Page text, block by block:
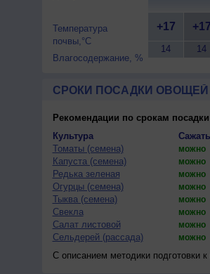
Температура
почвы,°C
Влагосодержание, %
+17
14
+17
14
СРОКИ ПОСАДКИ ОВОЩЕЙ
Рекомендации по срокам
Культура
Томаты (семена)
можно
Капуста (семена) можно
Редька зеленая можно
Огурцы (семена) можно
Тыква (семена) можно
Свекла можно
Салат листовой можно
Сельдерей (рассада) можно
С описанием методики подготовки